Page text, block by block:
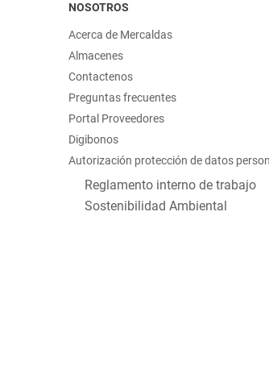
NOSOTROS
Acerca de Mercaldas
Almacenes
Contactenos
Preguntas frecuentes
Portal Proveedores
Digibonos
Autorización protección de datos
Reglamento interno de trabajo
Sostenibilidad Ambiental